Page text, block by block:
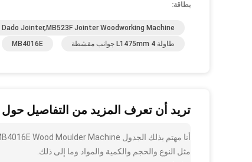
بطاقة:
Jointer,MB523F Jointer Woodworking Machine
طاولة L1475mm 4 جوانب مقشطة
MB4016E
تريد أن تعرف المزيد من التفاصيل حول
مثل النوع والحجم والكمية والمواد وما إلى ذلك.